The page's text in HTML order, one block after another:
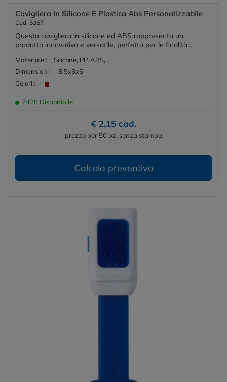
Cavigliera In Silicone E Plastica Abs Personalizzabile
Cod. 5367
Questa cavigliera in silicone ed ABS rappresenta un
prodotto innovativo e versatile, perfetto per le finalità...
Materiale :
Silicone, PP, ABS,...
Dimensioni :
8.5x3x6
Colori :
7428 Disponibile
€ 2,15 cad.
prezzo per 50 pz. senza stampa
Calcola preventivo